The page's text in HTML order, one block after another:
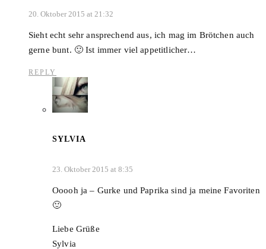
20. Oktober 2015 at 21:32
Sieht echt sehr ansprechend aus, ich mag im Brötchen auch
gerne bunt. 🙂 Ist immer viel appetitlicher…
REPLY
SYLVIA
23. Oktober 2015 at 8:35
Ooooh ja – Gurke und Paprika sind ja meine Favoriten
🙂
Liebe Grüße
Sylvia